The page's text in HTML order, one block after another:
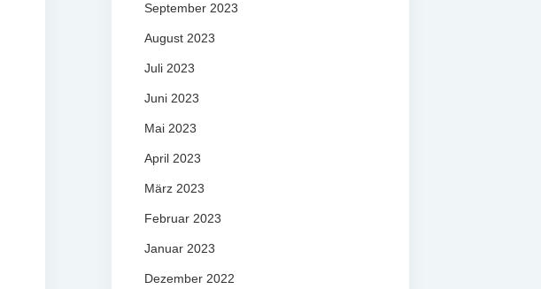
September 2023
August 2023
Juli 2023
Juni 2023
Mai 2023
April 2023
März 2023
Februar 2023
Januar 2023
Dezember 2022